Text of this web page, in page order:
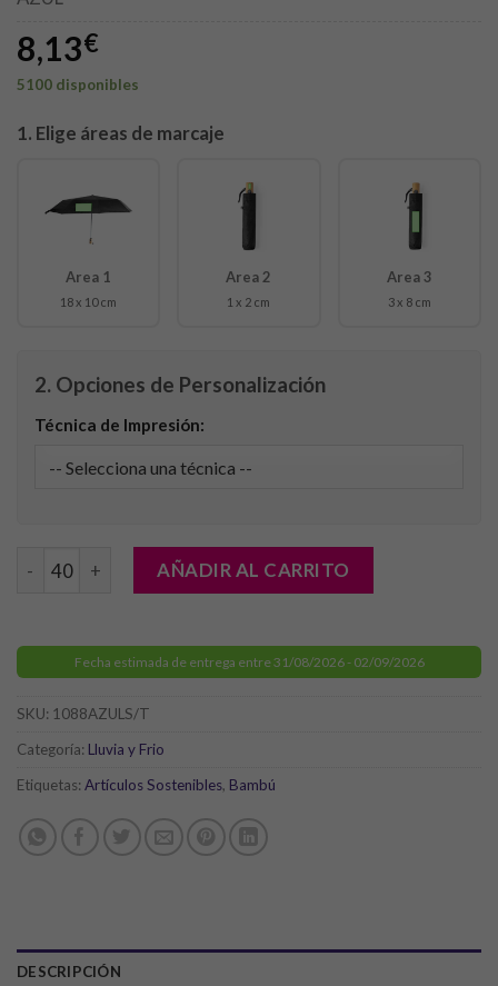
8,13€
5100 disponibles
1. Elige áreas de marcaje
Area 1
18 x 10 cm
Area 2
1 x 2 cm
Area 3
3 x 8 cm
2. Opciones de Personalización
Técnica de Impresión:
Paraguas Keitty cantidadAÑADIR AL CARRITO
Fecha estimada de entrega entre 31/08/2026 - 02/09/2026
SKU: 1088AZULS/T
Categoría: Lluvia y Frio
Etiquetas: Artículos Sostenibles, Bambú
DESCRIPCIÓN